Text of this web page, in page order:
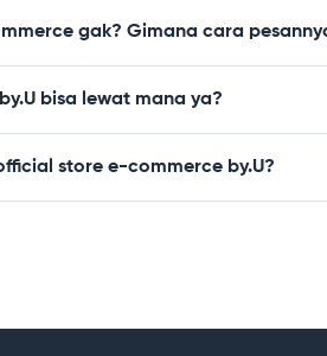
gak? Gimana cara
bisa lewat mana ya?
store e-commerce by.U?